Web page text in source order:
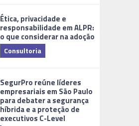
Ética, privacidade e
responsabilidade em ALPR:
o que considerar na adoção
Consultoria
SegurPro reúne líderes
empresariais em São Paulo
para debater a segurança
híbrida e a proteção de
executivos C-Level